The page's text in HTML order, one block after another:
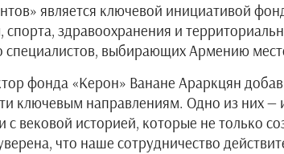
является ключевой инициативой
спорта, здравоохранения и
выбирающих Армению
фонда «Керон» Ванане Араркцян
ключевым направлениям. Одно из них —
с вековой историей, которые не только
что наше сотрудничество